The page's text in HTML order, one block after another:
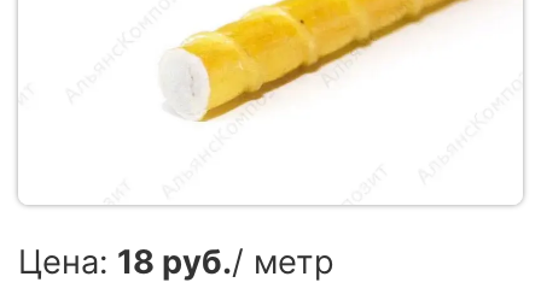
Цена: 18 руб./ метр